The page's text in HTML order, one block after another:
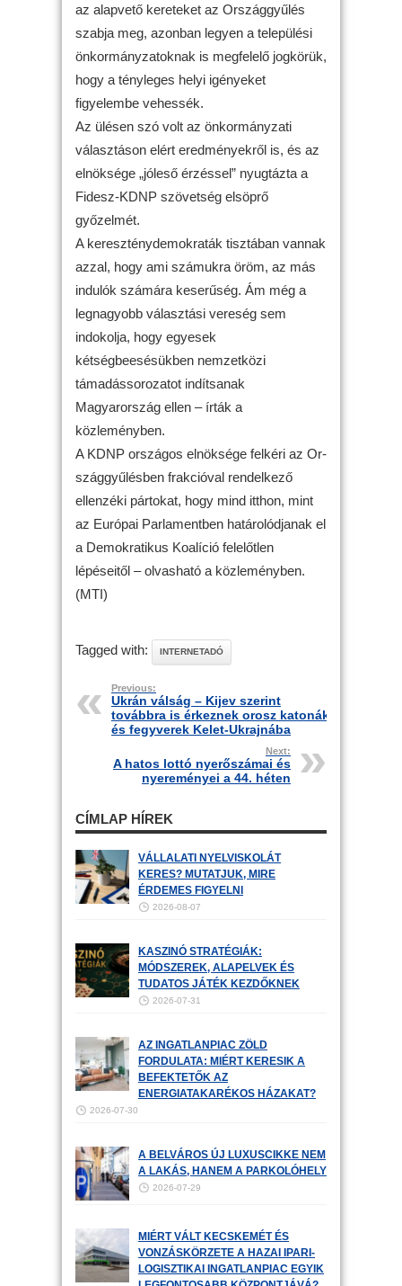
az alapvető kereteket az Országgyűlés
szabja meg, azonban legyen a telepü­lési
önkormányzatoknak is megfelelő jogkörük,
hogy a tényleges helyi igényeket
figyelembe vehes­sék.
Az ülésen szó volt az önkormányzati
választáson elért eredményekről is, és az
elnöksége „jóleső érzéssel” nyugtázta a
Fidesz-KDNP szövetség elsöprő
győzelmét.
A ke­reszténydemokraták tisztában vannak
azzal, hogy ami számukra öröm, az más
indulók számára ke­serűség. Ám még a
legnagyobb választási vereség sem
indokolja, hogy egyesek
kétségbeesésükben nemzetközi
támadássorozatot indítsanak
Magyarország ellen – írták a
közleményben.
A KDNP országos elnöksége felkéri az Or­
szággyűlésben frakcióval rendelkező
ellenzéki pártokat, hogy mind itthon, mint
az Európai Parla­mentben határolódjanak el
a Demokratikus Koalíció felelőtlen
lépéseitől – olvasható a közleményben.
(MTI)
Tagged with: INTERNETADÓ
Previous:
Ukrán válság – Kijev szerint
továbbra is érkeznek orosz katonák
és fegyverek Kelet-Ukrajnába
Next:
A hatos lottó nyerőszámai és
nyereményei a 44. héten
CÍMLAP HÍREK
VÁLLALATI NYELVISKOLÁT
KERES? MUTATJUK, MIRE
ÉRDEMES FIGYELNI
2026-08-07
KASZINÓ STRATÉGIÁK:
MÓDSZEREK, ALAPELVEK ÉS
TUDATOS JÁTÉK KEZDŐKNEK
2026-07-31
AZ INGATLANPIAC ZÖLD
FORDULATA: MIÉRT KERESIK A
BEFEKTETŐK AZ
ENERGIATAKARÉKOS HÁZAKAT?
2026-07-30
A BELVÁROS ÚJ LUXUSCIKKE NEM
A LAKÁS, HANEM A PARKOLÓHELY
2026-07-29
MIÉRT VÁLT KECSKEMÉT ÉS
VONZÁSKÖRZETE A HAZAI IPARI-
LOGISZTIKAI INGATLANPIAC EGYIK